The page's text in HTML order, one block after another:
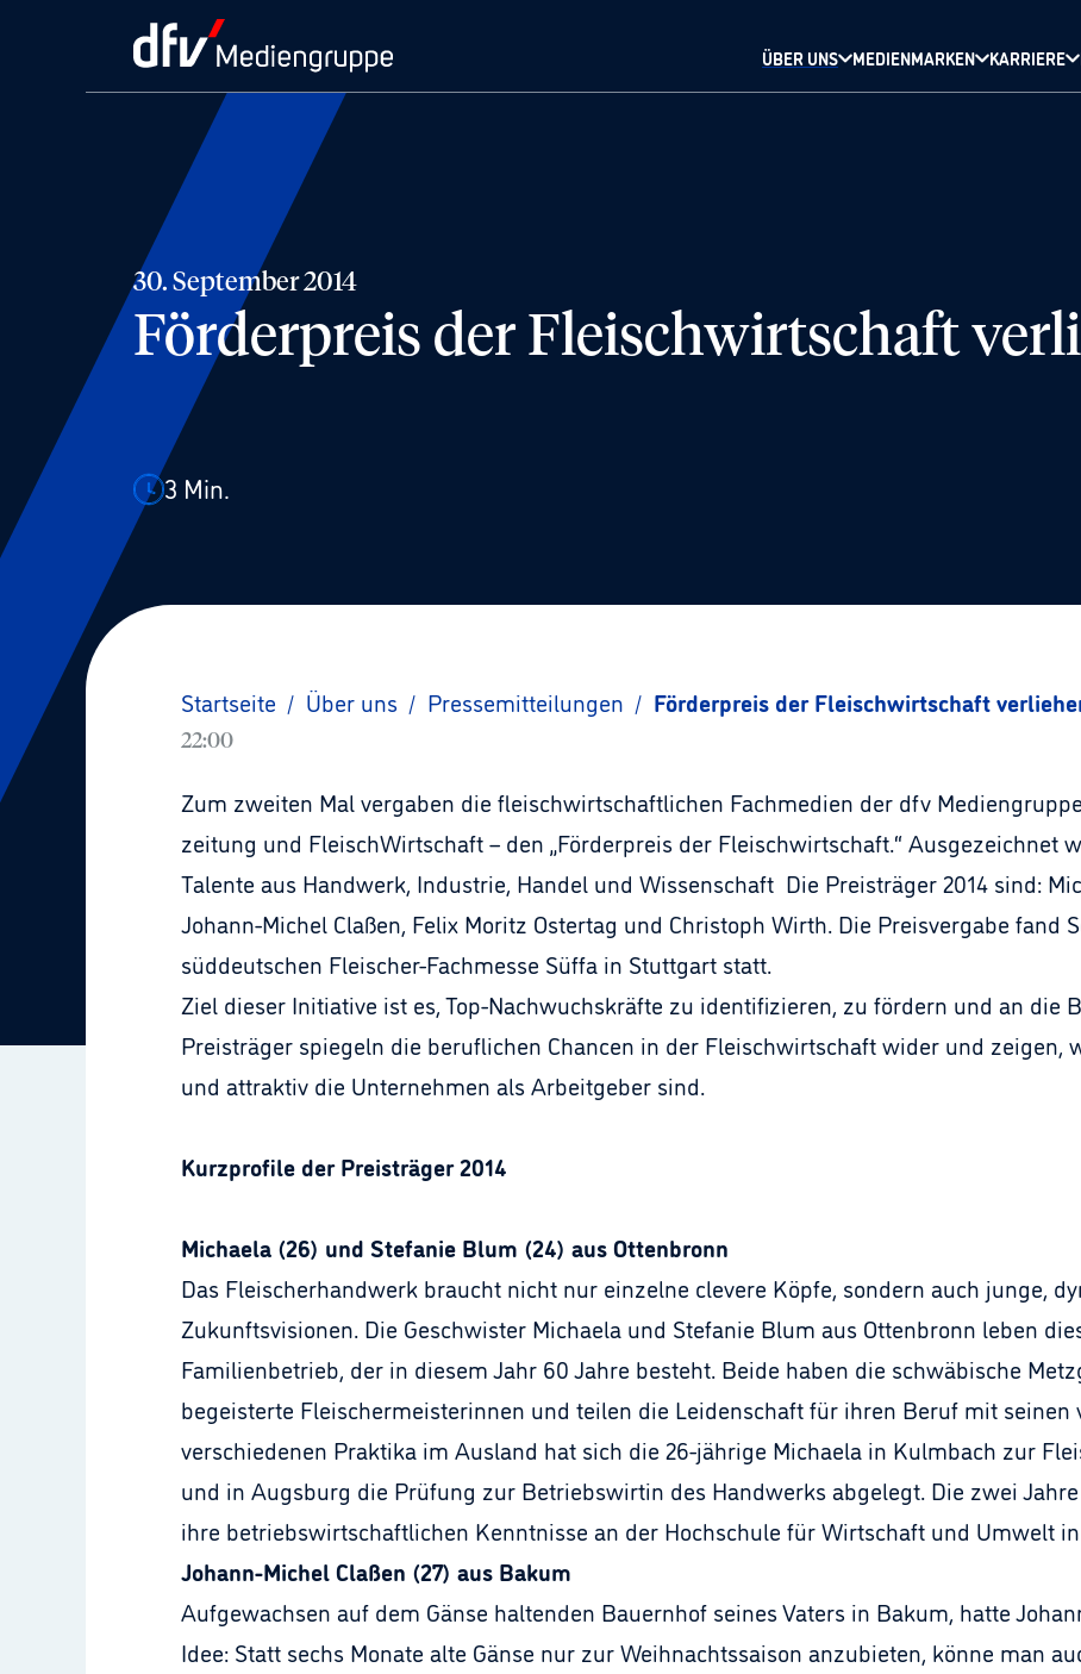
ÜBER UNS MEDIENMARKEN KARRIERE
30. September 2014
Förderpreis der Fleischwirtschaft
3 Min.
Startseite / Über uns / Pressemitteilungen / Förderpreis der Fleischwirtschaft
22:00
Zum zweiten Mal vergaben die fleischwirtschaftlichen Fachmedien der dfv
zeitung und FleischWirtschaft – den „Förderpreis der Fleischwirtschaft.“ Ausgezeichnet
Talente aus Handwerk, Industrie, Handel und Wissenschaft Die Preisträger 2014 sind:
Johann-Michel Claßen, Felix Moritz Ostertag und Christoph Wirth. Die Preisvergabe fand
süddeutschen Fleischer-Fachmesse Süffa in Stuttgart statt.
Ziel dieser Initiative ist es, Top-Nachwuchskräfte zu identifizieren, zu fördern und an die
Preisträger spiegeln die beruflichen Chancen in der Fleischwirtschaft wider und zeigen,
und attraktiv die Unternehmen als Arbeitgeber sind.
Kurzprofile der Preisträger 2014
Michaela (26) und Stefanie Blum (24) aus Ottenbronn
Das Fleischerhandwerk braucht nicht nur einzelne clevere Köpfe, sondern auch junge,
Zukunftsvisionen. Die Geschwister Michaela und Stefanie Blum aus Ottenbronn leben
Familienbetrieb, der in diesem Jahr 60 Jahre besteht. Beide haben die schwäbische
begeisterte Fleischermeisterinnen und teilen die Leidenschaft für ihren Beruf mit seinen
verschiedenen Praktika im Ausland hat sich die 26-jährige Michaela in Kulmbach zur
und in Augsburg die Prüfung zur Betriebswirtin des Handwerks abgelegt. Die zwei
ihre betriebswirtschaftlichen Kenntnisse an der Hochschule für Wirtschaft und Umwelt
Johann-Michel Claßen (27) aus Bakum
Aufgewachsen auf dem Gänse haltenden Bauernhof seines Vaters in Bakum, hatte
Idee: Statt sechs Monate alte Gänse nur zur Weihnachtssaison anzubieten, könne man